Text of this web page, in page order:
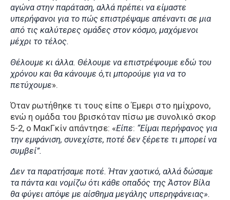
αγώνα στην παράταση, αλλά πρέπει να είμαστε
υπερήφανοι για το πώς επιστρέψαμε απέναντι σε μια
από τις καλύτερες ομάδες στον κόσμο, μαχόμενοι
μέχρι το τέλος.
Θέλουμε κι άλλα. Θέλουμε να επιστρέψουμε εδώ του
χρόνου και θα κάνουμε ό,τι μπορούμε για να το
πετύχουμε».
Όταν ρωτήθηκε τι τους είπε ο Έμερι στο ημίχρονο,
ενώ η ομάδα του βρισκόταν πίσω με συνολικό σκορ
5-2, ο ΜακΓκίν απάντησε: «Είπε: “Είμαι περήφανος για
την εμφάνιση, συνεχίστε, ποτέ δεν ξέρετε τι μπορεί να
συμβεί”.
Δεν τα παρατήσαμε ποτέ. Ήταν χαοτικό, αλλά δώσαμε
τα πάντα και νομίζω ότι κάθε οπαδός της Άστον Βίλα
θα φύγει απόψε με αίσθημα μεγάλης υπερηφάνειας».